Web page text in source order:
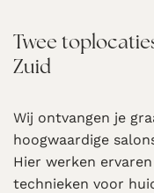
Twee
Zuid
Wij ontvangen je
hoogwaardige
Hier werken
technieken voor